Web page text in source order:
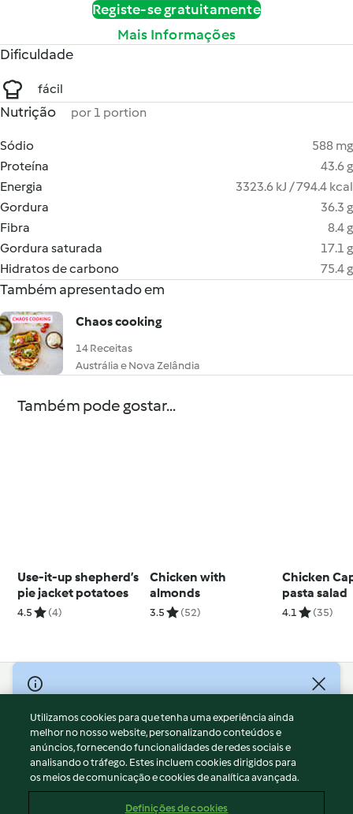
Registe-se gratuitamente
Mais Informações
Dificuldade
fácil
Nutrição por 1 portion
Sódio
588 mg
Proteína
43.6 g
Energia
3323.6 kJ / 794.4 kcal
Gordura
36.3 g
Fibra
8.4 g
Gordura saturada
17.1 g
Hidratos de carbono
75.4 g
Também apresentado em
Chaos cooking
14 Receitas
Austrália e Nova Zelândia
Também pode gostar...
Use-it-up shepherd’s
pie jacket potatoes
4.5 (4)
Chicken with
almonds
3.5 (52)
Chicken
pasta salad
4.1 (35)
© Copyright 2026
Termos de Utilização
Aviso sobre Proteção de Dados
Aviso
Apoio legal
Utilizamos cookies para que tenha uma experiência ainda
melhor no nosso website, personalizando conteúdos e
anúncios, fornecendo funcionalidades de redes sociais e
analisando o tráfego. Estes incluem cookies dirigidos para
os meios de comunicação e cookies de analítica avançada.
Definições de cookies